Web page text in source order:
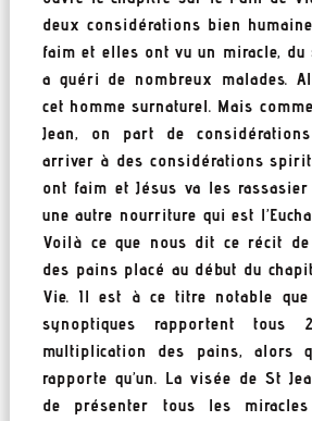
deux considérations bien
faim et elles ont vu un miracle, du
a guéri de nombreux malades.
cet homme surnaturel. Mais
Jean, on part de
arriver à des considérations
ont faim et Jésus va les
une autre nourriture qui est
Voilà ce que nous dit ce récit
des pains placé au début du
Vie. Il est à ce titre notable que
synoptiques rapportent
multiplication des pains, alors
rapporte qu’un. La visée de St
de présenter tous les